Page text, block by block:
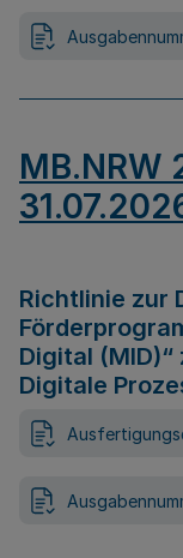
MB.NRW
Richtlinie zur
Digital
Digitale